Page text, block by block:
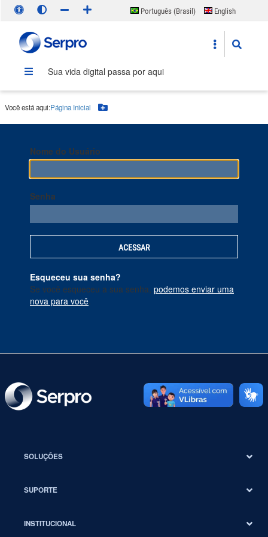
Português (Brasil)
English
Sua vida digital passa por aqui
Você está aqui:Página Inicial Botão Menu
Nome do Usuário
Senha
Esqueceu sua senha?
Se você esqueceu a sua senha, podemos enviar uma
nova para você
SOLUÇÕES
SUPORTE
INSTITUCIONAL